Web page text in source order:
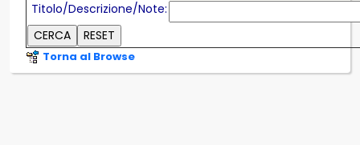
Titolo/Descrizione/Note:
Torna al Browse